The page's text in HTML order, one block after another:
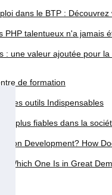
dans le BTP :
PHP talentueux n'a jamais
: une valeur ajoutée pour
de formation
des outils Indispensables
plus fiables dans la
Development? How
Which One Is in Great